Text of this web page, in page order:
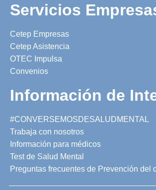
Servicios
Cetep Empresas
Cetep Asistencia
OTEC Impulsa
Convenios
Información de
#CONVERSEMOSDESALUDMENTAL
Trabaja con nosotros
Información para médicos
Test de Salud Mental
Preguntas frecuentes de Prevención del